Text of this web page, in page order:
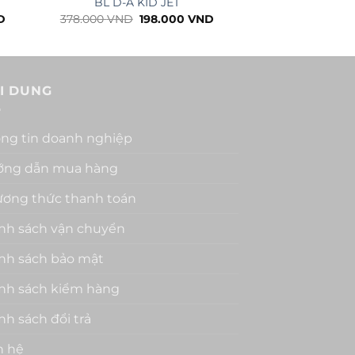
Giá
378.000VND Giá
198.000VND
DUNG
tin doanh nghiệp
dẫn mua hàng
thức thanh toán
sách vận chuyển
sách bảo mật
sách kiểm hàng
sách đổi trả
hệ